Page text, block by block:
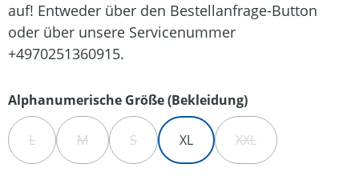
auf! Entweder über den Bestellanfrage-Button
oder über unsere Servicenummer
+4970251360915.
Alphanumerische Größe (Bekleidung)auswählen
L(DIESE OPTION IST ZURZEIT NICHT VERFÜGBAR.)
M(DIESE OPTION IST ZURZEIT NICHT VERFÜGBAR.)
S(DIESE OPTION IST ZURZEIT NICHT
XL XXL(DIESE OPTION IST